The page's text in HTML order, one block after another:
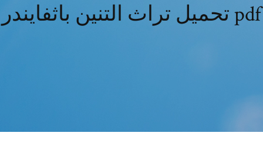
تحميل تراث التنين باثفايندر pdf